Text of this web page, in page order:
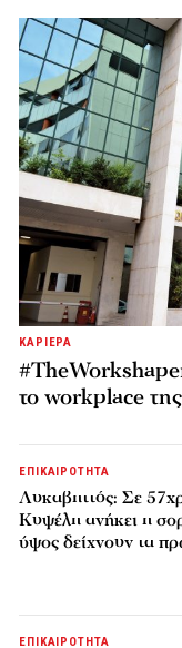
ΚΑΡΙΕΡΑ
το workplace
ΕΠΙΚΑΙΡΟΤΗΤΑ
Λυκαβηττός: Σε
Κυψέλη ανήκει η
ύψος δείχνουν τα
ΕΠΙΚΑΙΡΟΤΗΤΑ